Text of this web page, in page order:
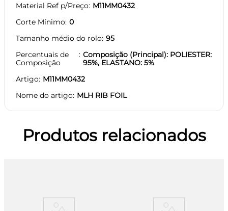
Material Ref p/Preço M11MM0432
Corte Mínimo 0
Tamanho médio do rolo 95
Percentuais de
Composição
Composição (Principal): POLIESTER:
95%, ELASTANO: 5%
Artigo M11MM0432
Nome do artigo MLH RIB FOIL
Produtos relacionados